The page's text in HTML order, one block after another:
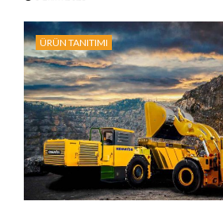
ÜRÜN TANITIMI